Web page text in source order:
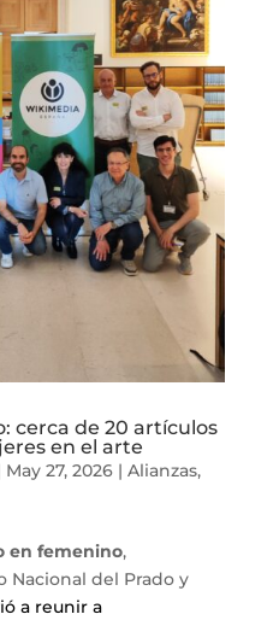
cerca de 20 artículos
en el arte
May 27, 2026| Alianzas,
en femenino,
Nacional del Prado y
a reunir a